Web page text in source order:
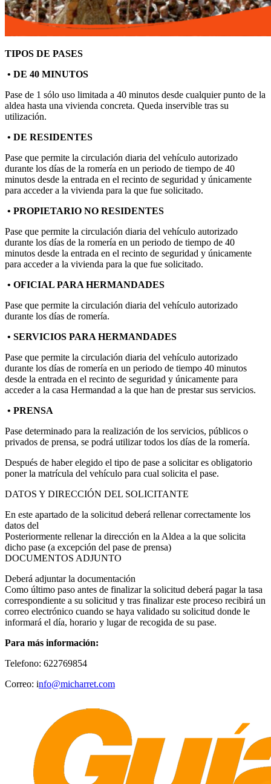
TIPOS DE PASES
• DE 40 MINUTOS
Pase de 1 sólo uso limitada a 40 minutos desde cualquier punto de la
aldea hasta una vivienda concreta. Queda inservible tras su
utilización.
• DE RESIDENTES
Pase que permite la circulación diaria del vehículo autorizado
durante los días de la romería en un periodo de tiempo de 40
minutos desde la entrada en el recinto de seguridad y únicamente
para acceder a la vivienda para la que fue solicitado.
• PROPIETARIO NO RESIDENTES
Pase que permite la circulación diaria del vehículo autorizado
durante los días de la romería en un periodo de tiempo de 40
minutos desde la entrada en el recinto de seguridad y únicamente
para acceder a la vivienda para la que fue solicitado.
• OFICIAL PARA HERMANDADES
Pase que permite la circulación diaria del vehículo autorizado
durante los días de romería.
• SERVICIOS PARA HERMANDADES
Pase que permite la circulación diaria del vehículo autorizado
durante los días de romería en un periodo de tiempo 40 minutos
desde la entrada en el recinto de seguridad y únicamente para
acceder a la casa Hermandad a la que han de prestar sus servicios.
• PRENSA
Pase determinado para la realización de los servicios, públicos o
privados de prensa, se podrá utilizar todos los días de la romería.
Después de haber elegido el tipo de pase a solicitar es obligatorio
poner la matrícula del vehículo para cual solicita el pase.
DATOS Y DIRECCIÓN DEL SOLICITANTE
En este apartado de la solicitud deberá rellenar correctamente los
datos del
Posteriormente rellenar la dirección en la Aldea a la que solicita
dicho pase (a excepción del pase de prensa)
DOCUMENTOS ADJUNTO
Deberá adjuntar la documentación
Como último paso antes de finalizar la solicitud deberá pagar la tasa
correspondiente a su solicitud y tras finalizar este proceso recibirá un
correo electrónico cuando se haya validado su solicitud donde le
informará el día, horario y lugar de recogida de su pase.
Para más información:
Telefono: 622769854
Correo: info@micharret.com
En el Rocío, ¿dónde me alojo?